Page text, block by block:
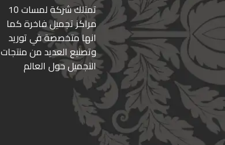
ﺗﻤﺘﻠﻚ ﺷﺮﻛﺔ ﻟﻤﺴﺎت 10
ﻣﺮاﻛﺰ ﺗﺠﻤﻴﻞ ﻓﺎﺧﺮة كما
انها ﻣﺘﺨﺼﺼﺔ ﻓﻲ ﺗﻮرﻳﺪ
وﺗﺼﻨﻴﻊ اﻟﻌﺪﻳﺪ ﻣﻦ ﻣﻨﺘﺠﺎت
اﻟﺘﺠﻤﻴﻞ ﺣﻮل اﻟﻌﺎﻟﻢ